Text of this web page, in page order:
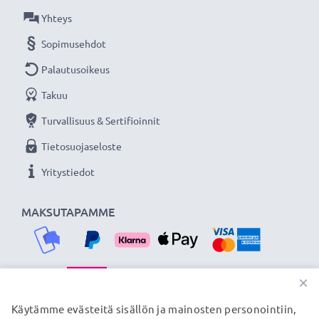
Virtajohdon pituus: ca. 3m
Jatkuvasti virtaa Sony kameraasi subtel
verkkolaitteella. Tilaa nyt, 3 vuoden takuu!
MAKSUTAPAMME
Yhteys
Sopimusehdot
Palautusoikeus
Takuu
Turvallisuus & Sertifioinnit
Tietosuojaseloste
Yritystiedot
TOIMITUSKUMPPANIMME
×
Käytämme evästeitä sisällön ja mainosten personointiin,